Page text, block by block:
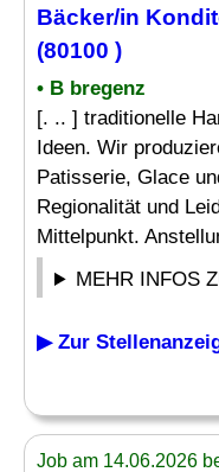
Bäcker/in
(80100 )
• B bregenz
[. .. ] traditionelle
Ideen. Wir
Patisserie, Glace
Regionalität und
Mittelpunkt.
MEHR INFOS
▶ Zur
Job am 14.06.2026